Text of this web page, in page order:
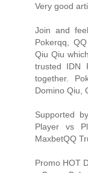
Very good
Join and
Pokerqq,
Qiu Qiu
trusted IDN
together.
Domino Qiu,
Supported
Player vs
MaxbetQQ
Promo HOT